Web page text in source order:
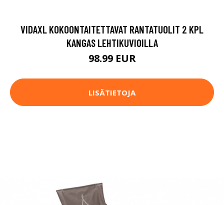
VIDAXL KOKOONTAITETTAVAT RANTATUOLIT 2 KPL
KANGAS LEHTIKUVIOILLA
98.99 EUR
LISÄTIETOJA